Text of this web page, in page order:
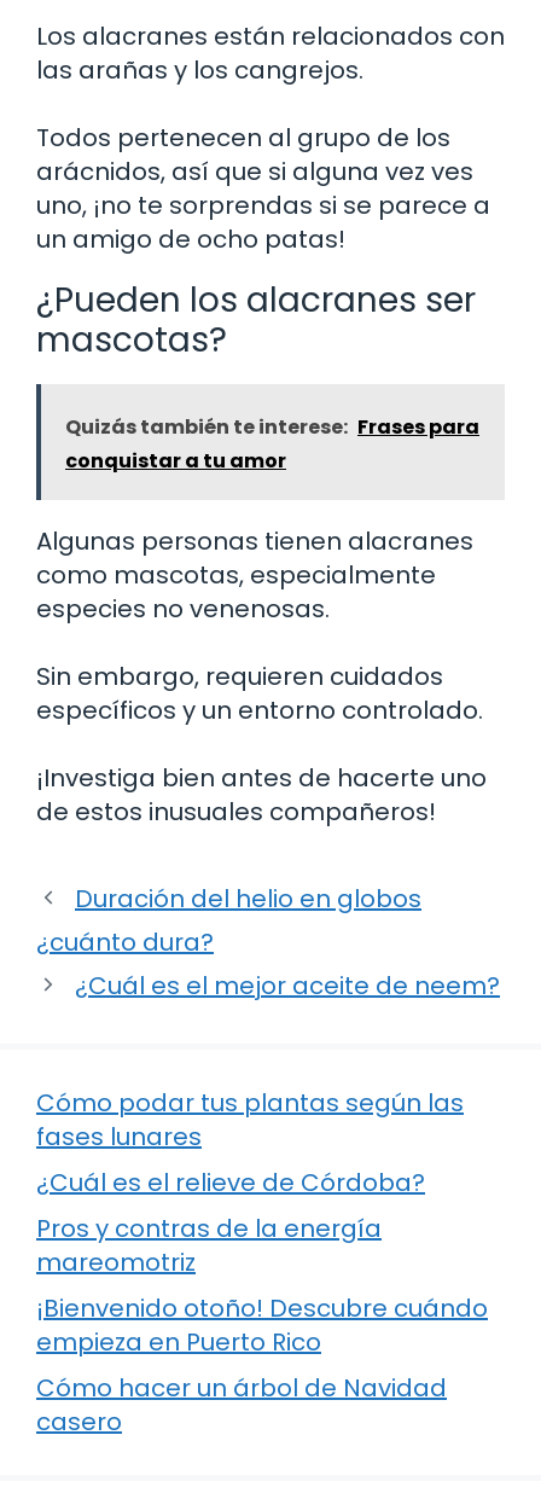
Los alacranes están relacionados con
las arañas y los cangrejos.
Todos pertenecen al grupo de los
arácnidos, así que si alguna vez ves
uno, ¡no te sorprendas si se parece a
un amigo de ocho patas!
¿Pueden los alacranes ser
mascotas?
Quizás también te interese: Frases para
conquistar a tu amor
Algunas personas tienen alacranes
como mascotas, especialmente
especies no venenosas.
Sin embargo, requieren cuidados
específicos y un entorno controlado.
¡Investiga bien antes de hacerte uno
de estos inusuales compañeros!
Duración del helio en globos
¿cuánto dura?
¿Cuál es el mejor aceite de neem?
Cómo podar tus plantas según las
fases lunares
¿Cuál es el relieve de Córdoba?
Pros y contras de la energía
mareomotriz
¡Bienvenido otoño! Descubre cuándo
empieza en Puerto Rico
Cómo hacer un árbol de Navidad
casero